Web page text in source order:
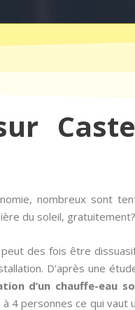
nombreux sont
du soleil, gratuitement?
des fois être
D’après une étude
d’un chauffe-eau
4 personnes ce qui vaut